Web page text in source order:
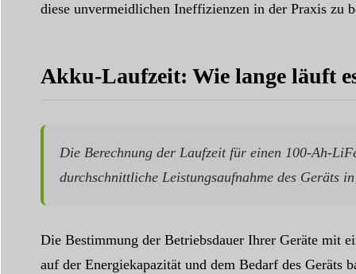
diese unvermeidlichen Ineffizienzen in der Praxis zu
Akku-Laufzeit: Wie lange läuft
Die Berechnung der Laufzeit für einen 100-Ah-
durchschnittliche Leistungsaufnahme des Geräts
Die Bestimmung der Betriebsdauer Ihrer Geräte mit
auf der Energiekapazität und dem Bedarf des Geräts